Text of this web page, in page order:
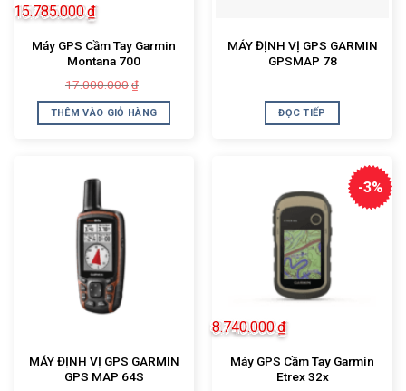
Máy GPS Cầm Tay Garmin
Montana 700
17.000.000 ₫
là:
17.000.000₫.
15.785.000₫
tại
là:
THÊM VÀO GIỎ HÀNG
MÁY ĐỊNH VỊ GPS GARMIN
GPSMAP 78
ĐỌC TIẾP
MÁY ĐỊNH VỊ GPS GARMIN
GPS MAP 64S
-3%
Máy GPS Cầm Tay Garmin
Etrex 32x
8.740.000₫